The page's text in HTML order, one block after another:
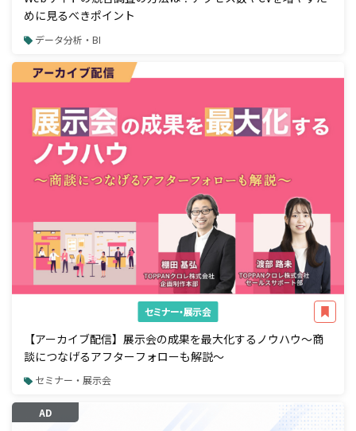
めに見るべきポイント
データ分析・BI
セミナー・展示会
【アーカイブ配信】展示会の成果を最大化するノウハウ～商
談につなげるアフターフォローも解説～
セミナー・展示会
AD